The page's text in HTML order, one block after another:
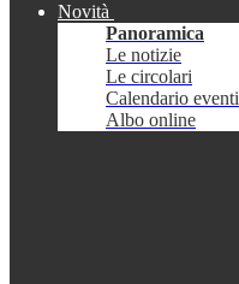
Novità
Panoramica
Le notizie
Le circolari
Calendario eventi
Albo online